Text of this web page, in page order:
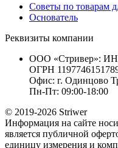
Советы по товарам
Основатель
Реквизиты компании
ООО «Стривер»:
ОГРН
Офис: г. Одинцово
Пн-Пт: 09:00-18:00
© 2019-2026 Striwer
Информация на сайте
является публичной
единицу измерения и